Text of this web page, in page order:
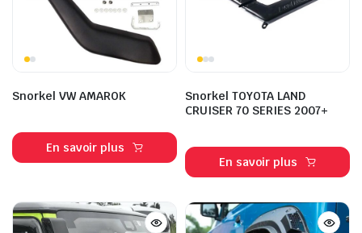
Snorkel VW AMAROK
En savoir plus
Snorkel TOYOTA LAND
CRUISER 70 SERIES 2007+
En savoir plus